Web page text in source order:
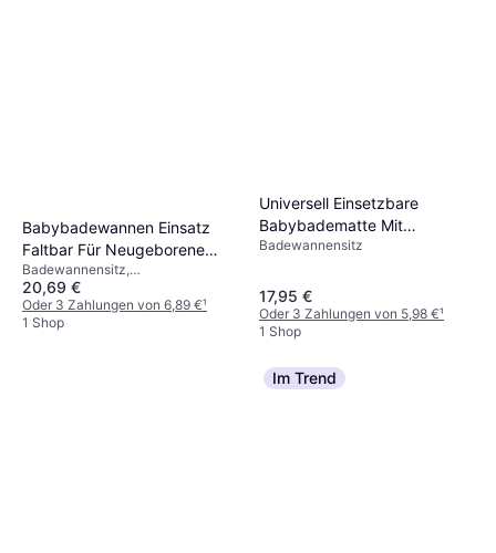
Babybadewannen Einsatz
Faltbar Für Neugeborene
Kleinkinder
Badewannensitz,
Zusammenklappbar
20,69 €
Oder 3 Zahlungen von 6,89 €¹
1 Shop
Universell Einsetzbare
Babybadematte Mit
Stütznetz
Badewannensitz
17,95 €
Oder 3 Zahlungen von 5,98 €¹
1 Shop
Im Trend